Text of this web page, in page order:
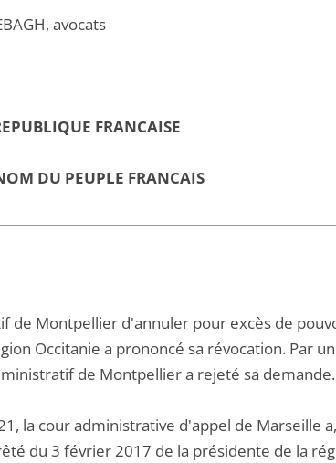
avocats
FRANCAISE
DU PEUPLE FRANCAIS
de Montpellier d'annuler pour excès de
Occitanie a prononcé sa révocation. Par
de Montpellier a rejeté sa demande.
la cour administrative d'appel de Marseille
du 3 février 2017 de la présidente de la